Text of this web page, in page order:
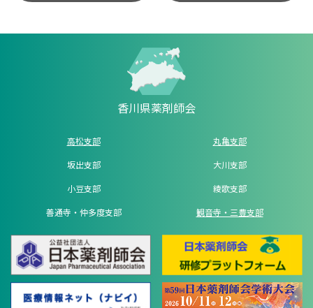
香川県薬剤師会
高松支部
丸亀支部
坂出支部
大川支部
小豆支部
綾歌支部
善通寺・仲多度支部
観音寺・三豊支部